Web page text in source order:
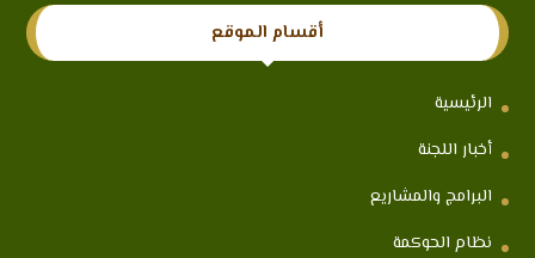
أقسام الموقع
الرئيسية
أخبار اللجنة
البرامج والمشاريع
نظام الحوكمة